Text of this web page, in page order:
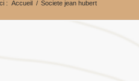
: Accueil / Societe jean hubert